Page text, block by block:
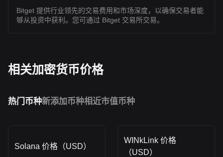
Bitget 提供行业领先的交易费用和市场深度，以确保交易者能
够从投资中获利。您可通过 Bitget 交易所交易。
相关加密货币价格
热门币种新添加币种相近市值币种
Solana 价格（USD）
WINkLink 价格
（USD）